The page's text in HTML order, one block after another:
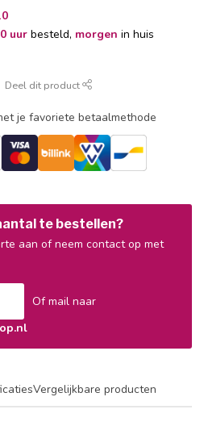
uur besteld, morgen in huis
Deel dit product
je favoriete betaalmethode
te bestellen?
aan of neem contact op met
Of mail naar
Vergelijkbare producten